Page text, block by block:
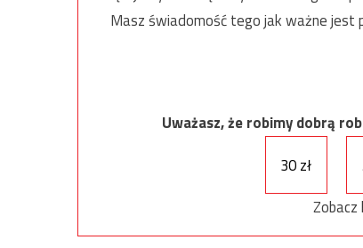
Masz świadomość tego jak ważne jest
Uważasz, że robimy dobrą
30 zł
Zobacz